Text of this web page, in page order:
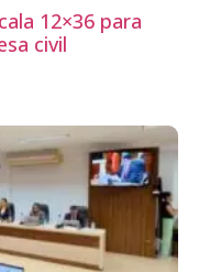
12×36 para
civil